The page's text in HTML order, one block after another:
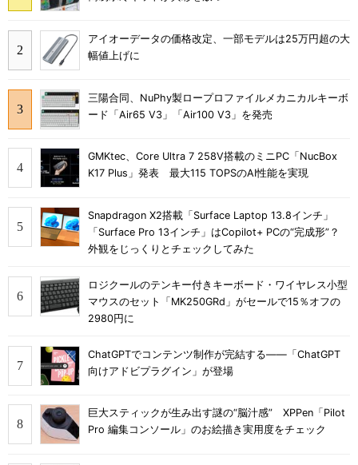
アイオーデータの価格改定、一部モデルは25万円超の大
幅値上げに
三陽合同、NuPhy製ロープロファイルメカニカルキーボ
ード「Air65 V3」「Air100 V3」を発売
GMKtec、Core Ultra 7 258V搭載のミニPC「NucBox
K17 Plus」発表 最大115 TOPSのAI性能を実現
Snapdragon X2搭載「Surface Laptop 13.8インチ」
「Surface Pro 13インチ」はCopilot+ PCの“完成形”？
外観をじっくりとチェックしてみた
ロジクールのテンキー付きキーボード・ワイヤレス小型
マウスのセット「MK250GRd」がセールで15％オフの
2980円に
ChatGPTでコンテンツ制作が完結する――「ChatGPT
向けアドビプラグイン」が登場
巨大スティックが生み出す謎の“脳汁感” XPPen「Pilot
Pro 編集コンソール」のお絵描き実用度をチェック